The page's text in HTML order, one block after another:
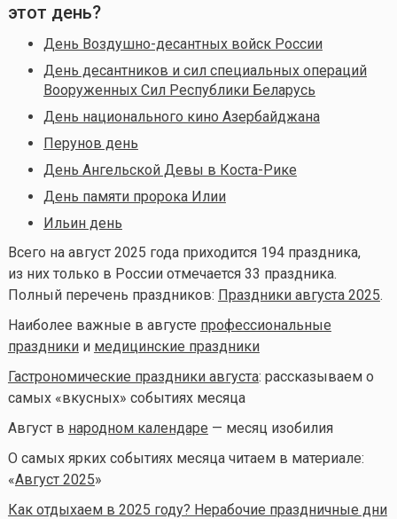
этот день?
День Воздушно-десантных войск России
День десантников и сил специальных операций
Вооруженных Сил Республики Беларусь
День национального кино Азербайджана
Перунов день
День Ангельской Девы в Коста-Рике
День памяти пророка Илии
Ильин день
Всего на август 2025 года приходится 194 праздника,
из них только в России отмечается 33 праздника.
Полный перечень праздников: Праздники августа 2025.
Наиболее важные в августе профессиональные
праздникии медицинские праздники
Гастрономические праздники августа: рассказываем о
самых «вкусных» событиях месяца
Август в народном календаре — месяц изобилия
О самых ярких событиях месяца читаем в материале:
«Август 2025»
Как отдыхаем в 2025 году? Нерабочие праздничные дни